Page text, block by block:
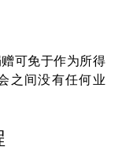
可免于作为所得
之间没有任何业